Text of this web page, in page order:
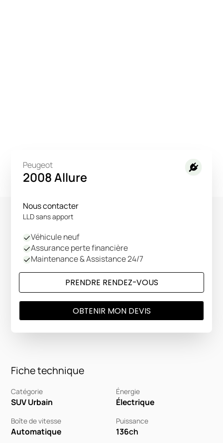
Fiche technique
Catégorie
SUV Urbain
Énergie
Électrique
Boîte de vitesse
Automatique
Puissance
136ch
Peugeot
2008 Allure
Nous contacter
LLD sans apport
Véhicule neuf
Assurance perte financière
Maintenance & Assistance 24/7
PRENDRE RENDEZ-VOUS
OBTENIR MON DEVIS